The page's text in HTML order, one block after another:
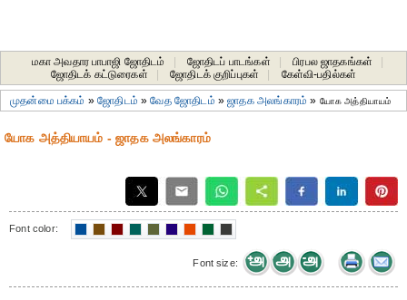
மகா அவதார பாபாஜி ஜோதிடம் ஜோதிடப் பாடங்கள் பிரபல ஜாதகங்கள்
ஜோதிடக் கட்டுரைகள்
ஜோதிடக் குறிப்புகள் கேள்வி-பதில்கள்
முதன்மை பக்கம் »ஜோதிடம் »வேத ஜோதிடம் »ஜாதக அலங்காரம் » யோக அத்தியாயம்
யோக அத்தியாயம் - ஜாதக அலங்காரம்
Font color:
Font size: